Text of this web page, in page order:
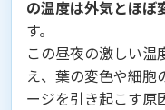
の温度は外気とほぼ
す。
この昼夜の激しい
え、葉の変色や細胞
ージを引き起こす原